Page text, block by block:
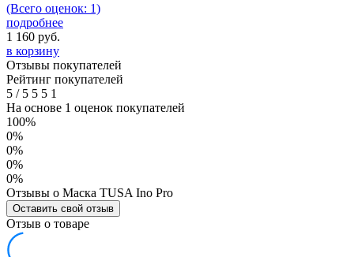
(Всего оценок: 1)
подробнее
1 160 руб.
в корзину
Отзывы покупателей
Рейтинг покупателей
5 /5 5 5 1
На основе 1 оценок покупателей
100%
0%
0%
0%
0%
Отзывы о Маска TUSA Ino Pro
Оставить свой отзыв
Отзыв о товаре